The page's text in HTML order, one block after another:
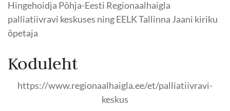
Hingehoidja Põhja-Eesti Regionaalhaigla
palliatiivravi keskuses ning EELK Tallinna Jaani kiriku
õpetaja
Koduleht
https://www.regionaalhaigla.ee/et/palliatiivravi-
keskus